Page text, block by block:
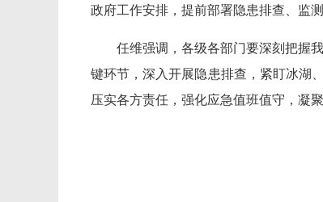
政府工作安排，提前部署隐患排查、监
任维强调，各级各部门要深刻把握
键环节，深入开展隐患排查，紧盯冰湖
压实各方责任，强化应急值班值守，凝